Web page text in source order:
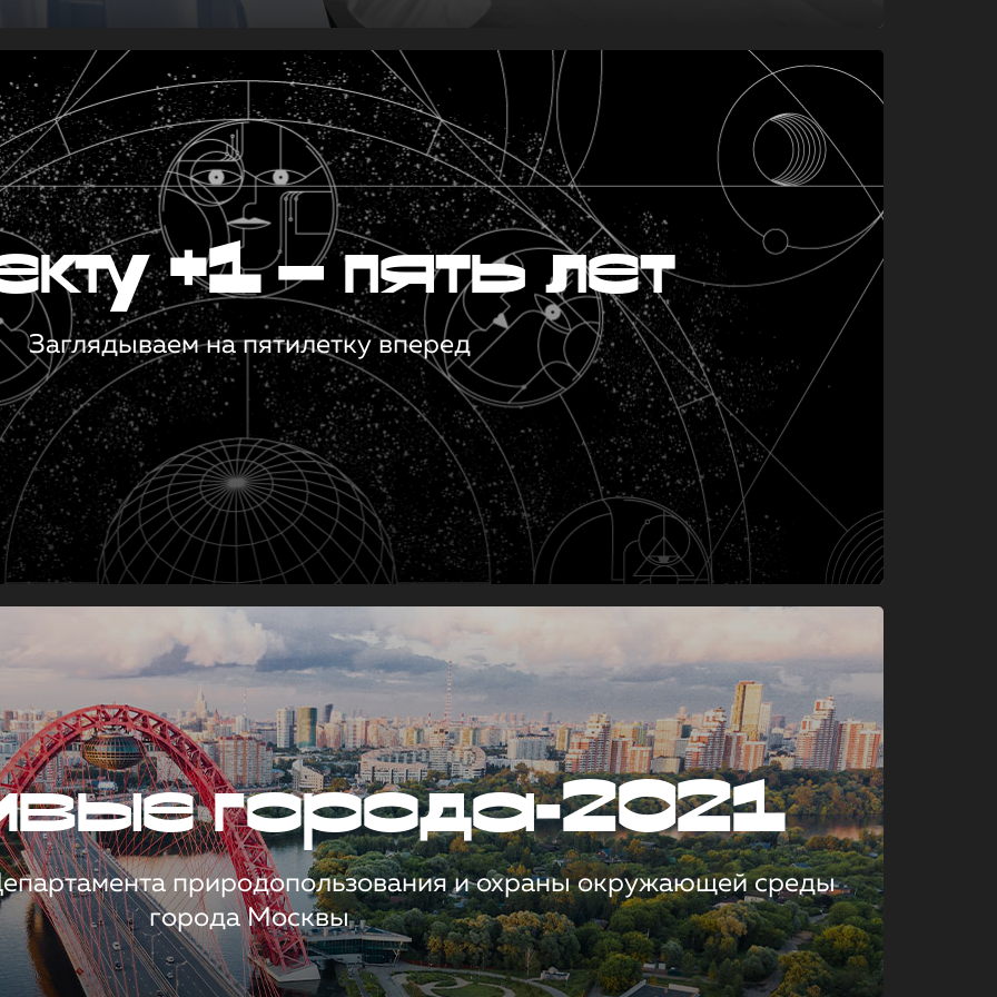
+1 — пять лет
Заглядываем на пятилетку вперед
города-2021
природопользования и охраны окружающей среды
города Москвы